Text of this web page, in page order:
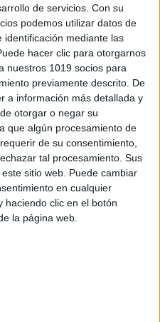
de servicios. Con su
podemos utilizar datos de
identificación mediante las
hacer clic para otorgarnos
nuestros 1019 socios para
previamente descrito. De
a información más detallada y
otorgar o negar su
que algún procesamiento de
de su consentimiento,
tal procesamiento. Sus
sitio web. Puede cambiar
en cualquier
haciendo clic en el botón
la página web.